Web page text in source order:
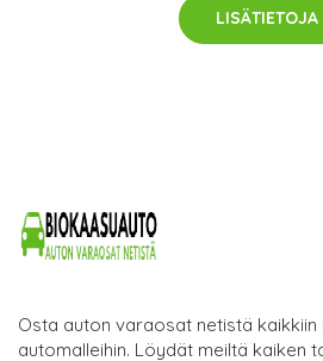
LISÄTIETOJA
Osta auton varaosat netistä kaikkiin
automalleihin. Löydät meiltä kaiken